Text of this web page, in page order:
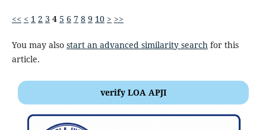
<< < 1 2 3 4 5 6 7 8 9 10 > >>
You may also start an advanced similarity searchfor this
article.
verify LOA APJI